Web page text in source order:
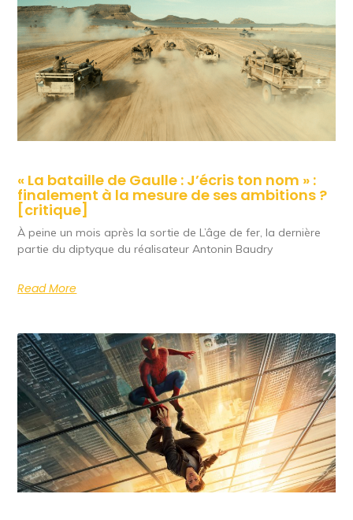
« La bataille de Gaulle : J’écris ton nom » :
finalement à la mesure de ses ambitions ?
[critique]
À peine un mois après la sortie de L’âge de fer, la dernière
partie du diptyque du réalisateur Antonin Baudry
Read More